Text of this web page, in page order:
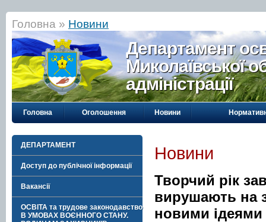
Головна » Новини
Департамент
Миколаївської
адміністрації
Головна Оголошення Новини
ДЕПАРТАМЕНТ
Доступ до публічної інформації
Вакансії
ОСВІТА та трудове законодавство
В УМОВАХ ВОЄННОГО СТАНУ.
Новини
Творчий рік
вирушають на
новими ідеями